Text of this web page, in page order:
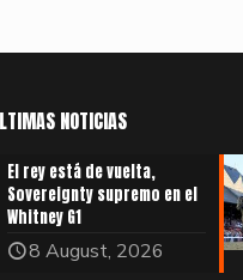
NOTICIAS
El rey está de vuelta,
Sovereignty supremo en el
Whitney G1
8 August, 2026